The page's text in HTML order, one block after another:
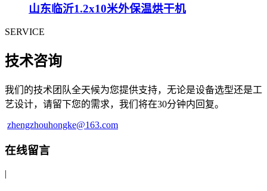
山东临沂1.2x10米外保温烘干机
SERVICE
技术咨询
我们的技术团队全天候为您提供支持，无论是设备选型还是工
艺设计，请留下您的需求，我们将在30分钟内回复。
zhengzhouhongke@163.com
在线留言
|